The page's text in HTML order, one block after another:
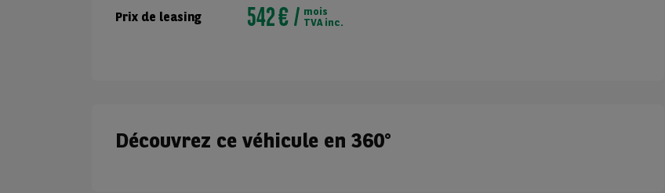
Prix de leasing 542 €
mois
TVA inc.
Découvrez ce véhicule en 360°